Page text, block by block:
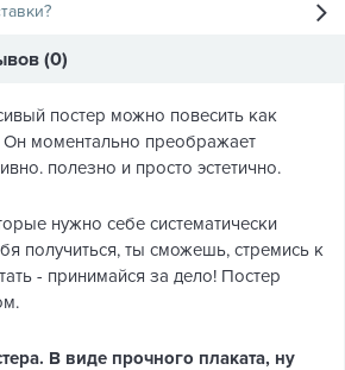
(0)
постер можно повесить как
моментально преображает
полезно и просто эстетично.
нужно себе систематически
получиться, ты сможешь, стремись к
- принимайся за дело! Постер
В виде прочного плаката, ну